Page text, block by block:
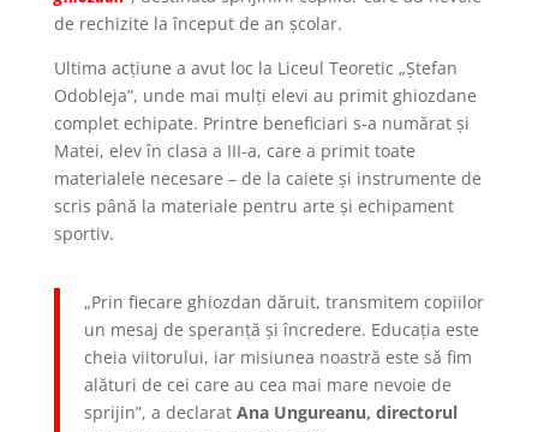
de rechizite la început de an școlar.
Ultima acțiune a avut loc la Liceul Teoretic „Ștefan
Odobleja”, unde mai mulți elevi au primit ghiozdane
complet echipate. Printre beneficiari s-a numărat și
Matei, elev în clasa a III-a, care a primit toate
materialele necesare – de la caiete și instrumente de
scris până la materiale pentru arte și echipament
sportiv.
„Prin fiecare ghiozdan dăruit, transmitem copiilor
un mesaj de speranță și încredere. Educația este
cheia viitorului, iar misiunea noastră este să fim
alături de cei care au cea mai mare nevoie de
sprijin”, a declaratAna Ungureanu, directorul